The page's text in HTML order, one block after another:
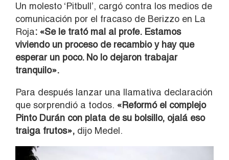
Un molesto ‘Pitbull’, cargó contra los medios de
comunicación por el fracaso de Berizzo en La
Roja: «Se le trató mal al profe. Estamos
viviendo un proceso de recambio y hay que
esperar un poco. No lo dejaron trabajar
tranquilo».
Para después lanzar una llamativa declaración
que sorprendió a todos. «Reformó el complejo
Pinto Durán con plata de su bolsillo, ojalá eso
traiga frutos», dijo Medel.